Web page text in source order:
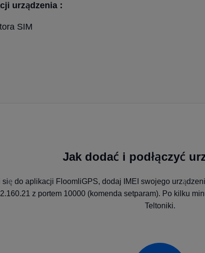
urządzenia :
SIM
Jak dodać i podłączyć
do aplikacji FloomliGPS, dodaj IMEI swojego
z portem 10000 (komenda setparam). Po kilku
Teltoniki.